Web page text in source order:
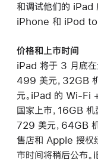
和调试他们的 iPad
iPhone 和 iPod
价格和上市时间
iPad 将于 3 月底在
499 美元，32GB
元。iPad 的 Wi-Fi
国家上市，16GB
729 美元，64GB
售店和 Apple 授权
市时间将稍后公布